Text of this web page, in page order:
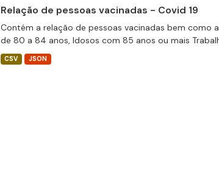
Relação de pessoas vacinadas - Covid 19
Contém a relação de pessoas vacinadas bem como
de 80 a 84 anos, Idosos com 85 anos ou mais
CSV JSON